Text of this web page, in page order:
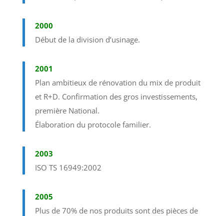
2000
Début de la division d’usinage.
2001
Plan ambitieux de rénovation du mix de produit
et R+D. Confirmation des gros investissements,
première National.
Élaboration du protocole familier.
2003
ISO TS 16949:2002
2005
Plus de 70% de nos produits sont des pièces de